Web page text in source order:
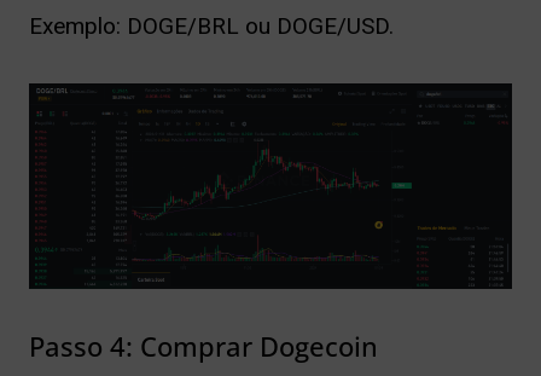
Exemplo: DOGE/BRL ou DOGE/USD.
Passo 4: Comprar Dogecoin